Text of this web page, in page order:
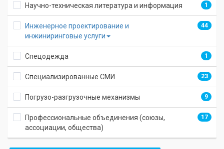
Научно-техническая литература и информация 1
Инженерное проектирование и
инжиниринговые услуги
44
32
Спецодежда 1
Специализированные СМИ 23
Погрузо-разгрузочные механизмы 9
Профессиональные объединения (союзы,
ассоциации, общества)
17